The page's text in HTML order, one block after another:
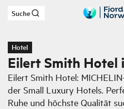
Zum Hauptinhalt
Suche
Hotel
Eilert Smith Hotel
Eilert Smith Hotel:
der Small Luxury Hotels.
Ruhe und höchste Qualität